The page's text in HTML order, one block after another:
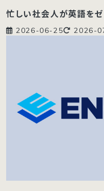
忙しい社会人が英語を
2026-06-25 2026-